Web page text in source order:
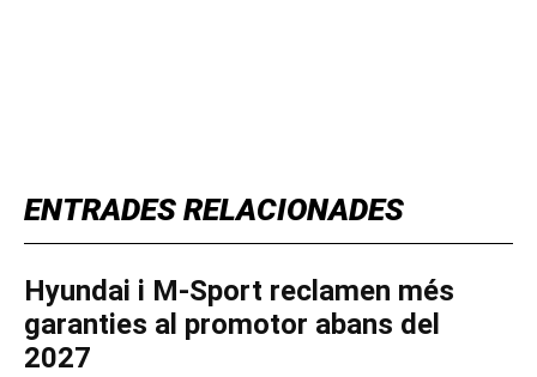
ENTRADES RELACIONADES
Hyundai i M-Sport reclamen més
garanties al promotor abans del
2027